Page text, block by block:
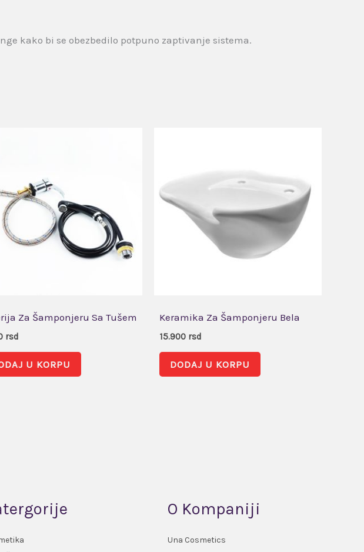
kako bi se obezbedilo potpuno zaptivanje sistema.
Za Šamponjeru Sa Tušem
rsd
U KORPU
Keramika Za Šamponjeru Bela
15.900 rsd
DODAJ U KORPU
O Kompaniji
Una Cosmetics